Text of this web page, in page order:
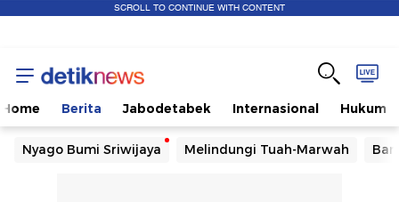
SCROLL TO CONTINUE WITH CONTENT
Home Berita Jabodetabek Internasional Hukum
Nyago Bumi Sriwijaya Melindungi Tuah-Marwah